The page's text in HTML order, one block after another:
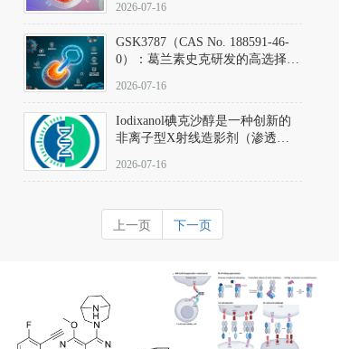
2026-07-16
GSK3787（CAS No. 188591-46-
0）：葛兰素史克研发的高选择
抗剂，被广泛视为研究PPARδ核
受体生理功能、信号通路验证及
靶点药理机制的金标准化学探
针。
2026-07-16
Iodixanol碘克沙醇是一种创新的
非离子型X射线造影剂（渗透压
在血管内给药时与血浆等渗的临
号为92339-11-2
2026-07-16
上一页 下一页